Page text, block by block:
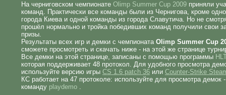
На черниговском чемпионате Olimp Summer Cup 2009 приняли
команд. Практически все команды были из Чернигова, кроме
города Киева и одной команды из города Славутича. Но не
прошёл нормально и тройка победивших команд получили свои
призы.
Результаты всех игр и демки с чемпионата Olimp Summer Cup
сможете просмотреть и скачать ниже - на этой же странице
Все демки на этой странице, записаны с помощью программы
которая поддерживает 48 протокол. Для удобного просмотра
используйте версию игры CS 1.6 patch 36 или Counter-Strike
КС работает на 47 протоколе: используйте для просмотра демок
команду playdemo .